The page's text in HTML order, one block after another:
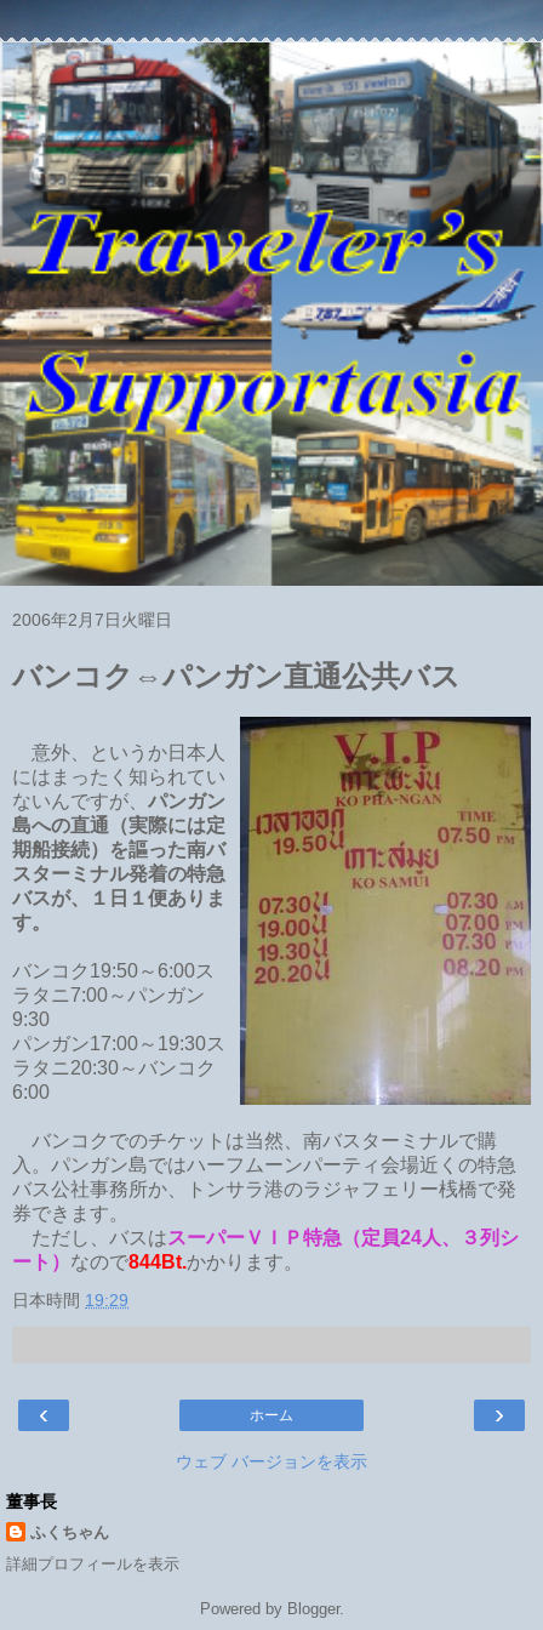
2006年2月7日火曜日
バンコク⇔パンガン直通公共バス
意外、というか日本人
にはまったく知られてい
ないんですが、 パンガン
島への直通（実際には定
期船接続）を謳った南バ
スターミナル発着の特急
バスが、１日１便ありま
す。
バンコク19:50～6:00ス
ラタニ7:00～パンガン
9:30
パンガン17:00～19:30ス
ラタニ20:30～バンコク
6:00
バンコクでのチケットは当然、南バスターミナルで購
入。パンガン島ではハーフムーンパーティ会場近くの特急
バス公社事務所か、トンサラ港のラジャフェリー桟橋で発
券できます。
ただし、バスはスーパーＶＩＰ特急（定員24人、３列シ
ート） なので844Bt.かかります。
日本時間 19:29
‹ ›
ホーム
ウェブ バージョンを表示
董事長
ふくちゃん
詳細プロフィールを表示
Powered by Blogger.